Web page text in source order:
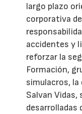
largo plazo
corporativa de
accidentes y
reforzar la
Formación,
simulacros, la
Salvan Vidas,
desarrolladas